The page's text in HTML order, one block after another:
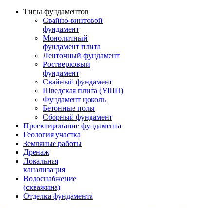
Типы фундаментов
Свайно-винтовой
фундамент
Монолитный
фундамент плита
Ленточный фундамент
Ростверковый
фундамент
Свайный фундамент
Шведская плита (УШП)
Фундамент цоколь
Бетонные полы
Сборный фундамент
Проектирование фундамента
Геология участка
Земляные работы
Дренаж
Локальная
канализация
Водоснабжение
(скважина)
Отделка фундамента